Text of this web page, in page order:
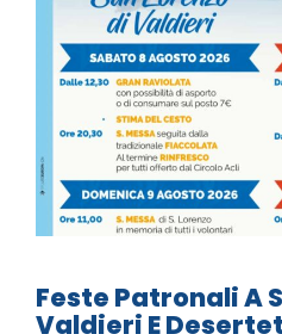
Feste Patronali A
Valdieri E